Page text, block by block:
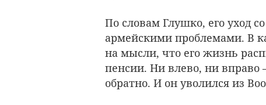
По словам Глушко, его уход
армейскими проблемами. В
на мысли, что его жизнь
пенсии. Ни влево, ни вправо
обратно. И он уволился из